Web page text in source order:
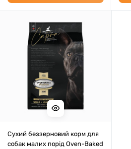
Сухий беззерновий корм для
собак малих порід Oven-Baked